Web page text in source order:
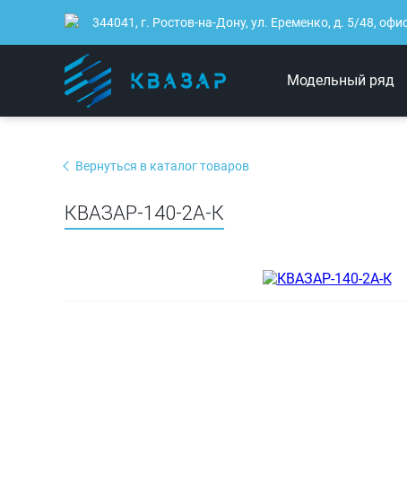
344041, г. Ростов-на-Дону, ул. Еременко, д. 5/48,
Модельный ряд
Вернуться в каталог товаров
КВАЗАР-140-2А-К